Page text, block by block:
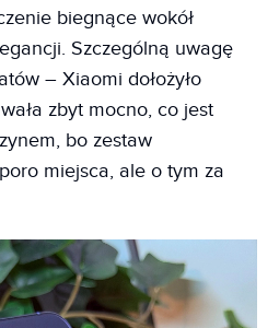
biegnące wokół
Szczególną uwagę
– Xiaomi dołożyło
zbyt mocno, co jest
bo zestaw
miejsca, ale o tym za